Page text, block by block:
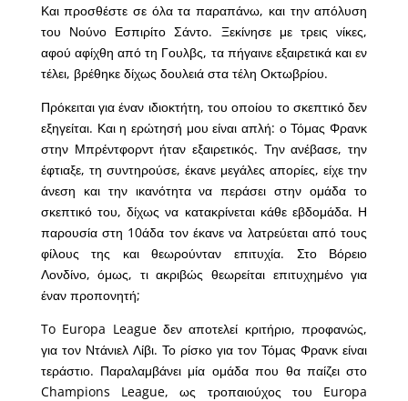
Και προσθέστε σε όλα τα παραπάνω, και την απόλυση
του Νούνο Εσπιρίτο Σάντο. Ξεκίνησε με τρεις νίκες,
αφού αφίχθη από τη Γουλβς, τα πήγαινε εξαιρετικά και εν
τέλει, βρέθηκε δίχως δουλειά στα τέλη Οκτωβρίου.
Πρόκειται για έναν ιδιοκτήτη, του οποίου το σκεπτικό δεν
εξηγείται. Και η ερώτησή μου είναι απλή: ο Τόμας Φρανκ
στην Μπρέντφορντ ήταν εξαιρετικός. Την ανέβασε, την
έφτιαξε, τη συντηρούσε, έκανε μεγάλες απορίες, είχε την
άνεση και την ικανότητα να περάσει στην ομάδα το
σκεπτικό του, δίχως να κατακρίνεται κάθε εβδομάδα. Η
παρουσία στη 10άδα τον έκανε να λατρεύεται από τους
φίλους της και θεωρούνταν επιτυχία. Στο Βόρειο
Λονδίνο, όμως, τι ακριβώς θεωρείται επιτυχημένο για
έναν προπονητή;
To Europa League δεν αποτελεί κριτήριο, προφανώς,
για τον Ντάνιελ Λίβι. Το ρίσκο για τον Τόμας Φρανκ είναι
τεράστιο. Παραλαμβάνει μία ομάδα που θα παίζει στο
Champions League, ως τροπαιούχος του Europa